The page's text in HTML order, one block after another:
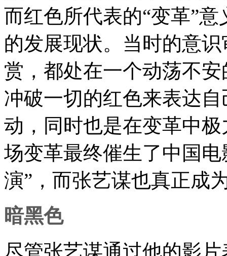
而红色所代表的“变革”
的发展现状。当时的意
赏，都处在一个动荡不
冲破一切的红色来表达
动，同时也是在变革中
场变革最终催生了中国
演”，而张艺谋也真正成
暗黑色
尽管张艺谋通过他的影